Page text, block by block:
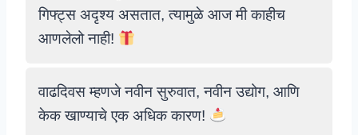
गिफ्ट्स अदृश्य असतात, त्यामुळे आज मी काहीच
आणलेलो नाही!
वाढदिवस म्हणजे नवीन सुरुवात, नवीन उद्योग, आणि
केक खाण्याचे एक अधिक कारण!